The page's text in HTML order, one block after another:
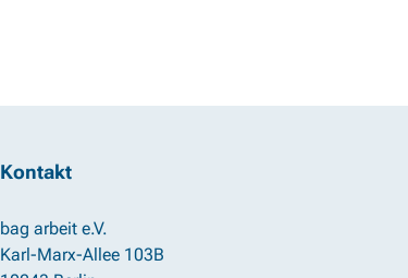
Kontakt
bag arbeit e.V.
Karl-Marx-Allee 103B